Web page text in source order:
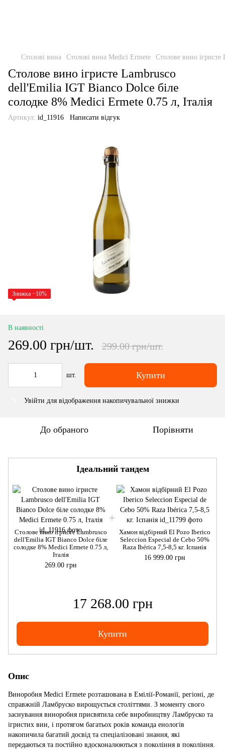
Столові вина Столові вина Medici Ermete Столове вино
Столове вино ігристе Lambrusco
dell'Emilia IGT Bianco Dolce біле
солодке 8% Medici Ermete 0.75 л, Італія
Артикул: id_11916 Написати відгук
Знижка −10%
В наявності
269.00 грн/шт. 299.00 грн/шт.
шт. Купити
Увійти для відображення накопичувальної знижки
До обраного Порівняти
Ідеальний тандем
Столове вино ігристе Lambrusco
dell'Emilia IGT Bianco Dolce біле
солодке 8% Medici Ermete 0.75 л,
Італія
269.00 грн
Хамон відбірний El Pozo Iberico
Seleccion Especial de Cebo 50%
Raza Ibérica 7,5-8,5 кг. Іспанія
16 999.00 грн
17 268.00 грн
Купити
Опис
Виноробня Medici Ermete розташована в Емілії-Романії, регіоні, де
справжній Ламбруско вирощується століттями. З моменту свого
заснування виноробня присвятила себе виробництву Ламбруско та
ігристих вин, і протягом багатьох років команда енологів
накопичила багатий досвід та спеціалізовані знання, які
передаються та постійно вдосконалюються з покоління в покоління.